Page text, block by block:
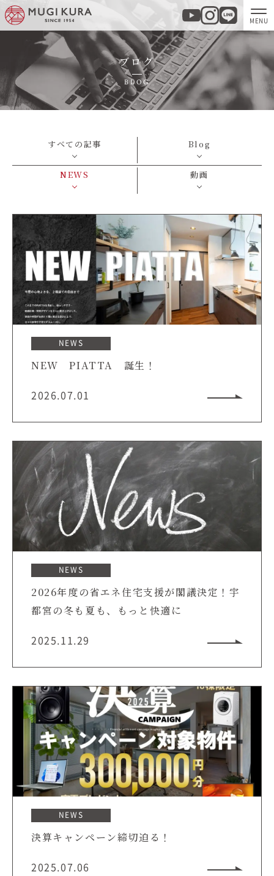
ホーム
分譲地・建売情報
実例集・お客様の声
家づくりについて
むぎくらについて
ニュース
イベント
資料請求
お問い合わせ
お電話での
お問い合わ
0120-37-
1806
ブログ
BLOG
すべての記事 Blog
NEWS 動画
NEWS
NEW PIATTA 誕生！
2026.07.01
NEWS
2026年度の省エネ住宅支援が閣議決定！宇
都宮の冬も夏も、もっと快適に
2025.11.29
NEWS
決算キャンペーン締切迫る！
2025.07.06